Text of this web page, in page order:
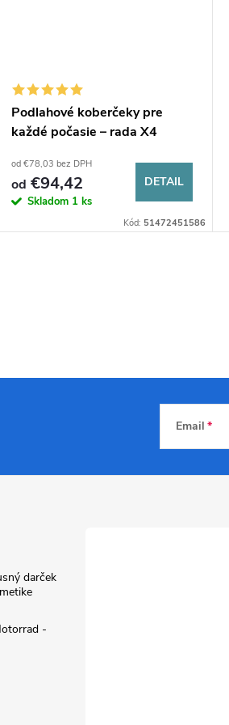
Podlahové koberčeky pre
každé počasie – rada X4
od €78,03 bez DPH
od €94,42
Skladom 1 ks
DETAIL
Kód: 51472451586
Email
darček
-